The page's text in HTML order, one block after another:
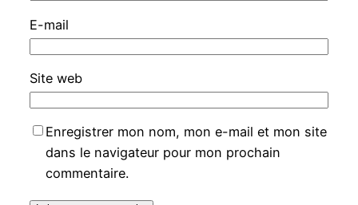
E-mail
Site web
Enregistrer mon nom, mon e-mail et mon site
dans le navigateur pour mon prochain
commentaire.